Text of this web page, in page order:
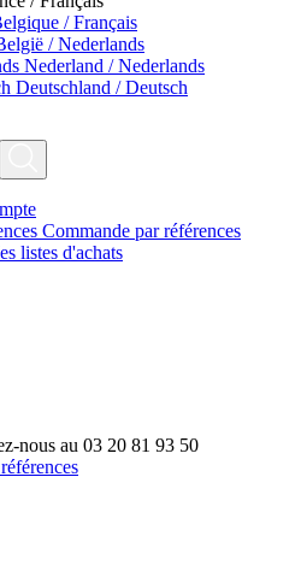
/ Français
/ Nederlands
Nederland / Nederlands
Deutschland / Deutsch
Commande par références
listes d'achats
nous au 03 20 81 93 50